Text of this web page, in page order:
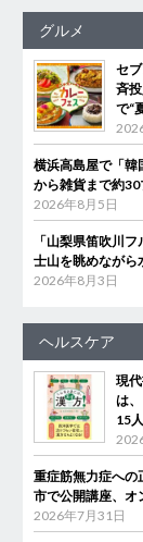
グルメ
セ
斉
で“
横浜高島屋で「
から雑貨まで約
2026年8月5日
「山梨県笛吹川
士山を眺めながら
2026年8月3日
ヘルスケア
現
は
15
重症筋無力症へ
市で公開講座、オ
2026年7月31日